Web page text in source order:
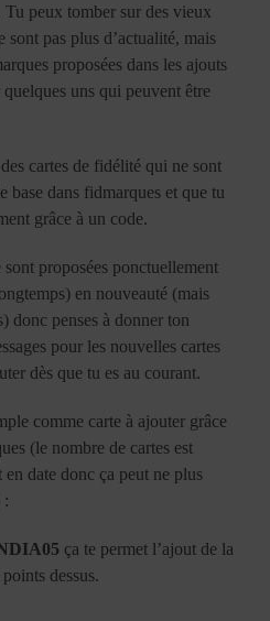
Tu peux tomber sur des vieux
sont pas plus d’actualité, mais
proposées dans les ajouts
uns qui peuvent être
cartes de fidélité qui ne sont
base dans fidmarques et que tu
grâce à un code.
sont proposées ponctuellement
en nouveauté (mais
donc penses à donner ton
pour les nouvelles cartes
dès que tu es au courant.
comme carte à ajouter grâce
(le nombre de cartes est
date donc ça peut ne plus
:
ça te permet l’ajout de la
dessus.